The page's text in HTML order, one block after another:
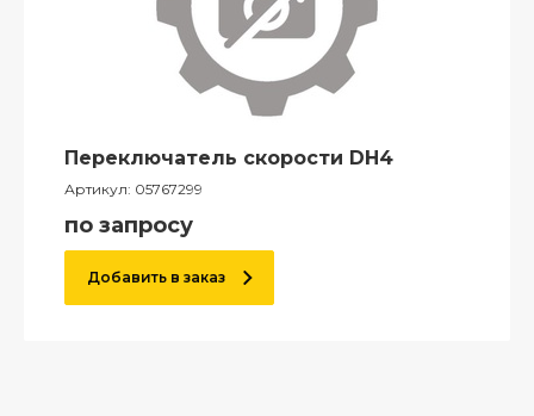
Переключатель скорости DH4
Артикул: 05767299
по запросу
Добавить в заказ